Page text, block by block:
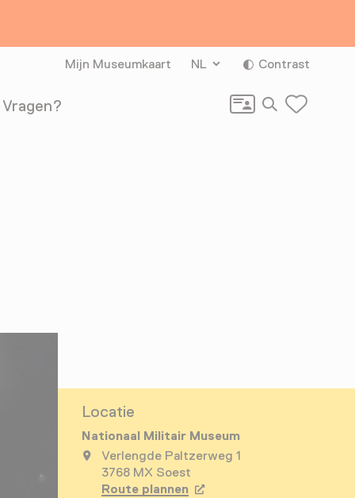
Vragen?
Mijn Museumkaart NL Contrast
Zoeken
Locatie
Nationaal Militair Museum
Verlengde Paltzerweg 1
3768 MX Soest
Route plannen Opent in een nieuw tabblad